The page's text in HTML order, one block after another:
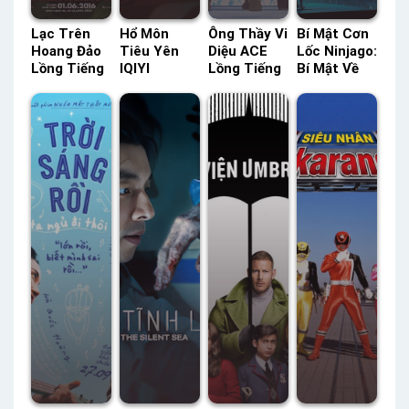
Lạc Trên
Hoang Đảo
Lồng Tiếng
HD Lồng
Tiếng
Hổ Môn
Tiêu Yên
IQIYI
Minh –
Status: HD
Minh
Ông Thầy Vi
Diệu ACE
Lồng Tiếng
12 / 12
Lồng Tiếng
Bí Mật Cơn
Lốc Ninjago:
Bí Mật Về
(Phần 11)
Tiếng –
Status: 30 /
30 Lồng
Tiếng